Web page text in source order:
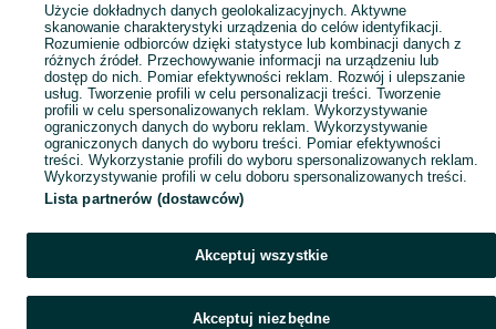
Użycie dokładnych danych geolokalizacyjnych. Aktywne
skanowanie charakterystyki urządzenia do celów identyfikacji.
Rozumienie odbiorców dzięki statystyce lub kombinacji danych z
różnych źródeł. Przechowywanie informacji na urządzeniu lub
dostęp do nich. Pomiar efektywności reklam. Rozwój i ulepszanie
usług. Tworzenie profili w celu personalizacji treści. Tworzenie
profili w celu spersonalizowanych reklam. Wykorzystywanie
ograniczonych danych do wyboru reklam. Wykorzystywanie
ograniczonych danych do wyboru treści. Pomiar efektywności
treści. Wykorzystanie profili do wyboru spersonalizowanych reklam.
Wykorzystywanie profili w celu doboru spersonalizowanych treści.
Lista partnerów (dostawców)
Akceptuj wszystkie
Akceptuj niezbędne